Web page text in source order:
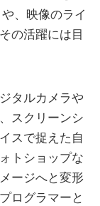
、映像のライ
の活躍には目
タルカメラや
スクリーンシ
スで捉えた自
トショップな
ージへと変形
ログラマーと